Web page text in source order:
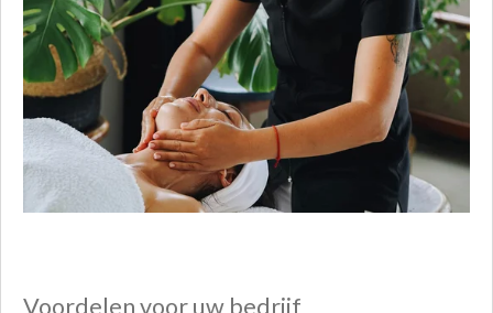
Voordelen voor uw bedrijf